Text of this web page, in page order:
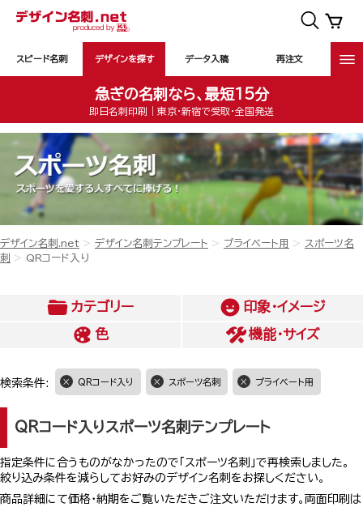
スピード名刺 デザインを探す データ入稿 再注文
急ぎの名刺なら、最短15分
即日名刺印刷｜東京・新宿で受取・全国発送
デザイン名刺.net デザイン名刺テンプレート プライベート用
スポーツ名
刺
QRコード入り
カテゴリー
印象・イメージ
色
機能・サイズ
検索条件: QRコード入り スポーツ名刺 プライベート用
QRコード入りスポーツ名刺テンプレート
指定条件に合うものがなかったので「スポーツ名刺」で再検索しました。
絞り込み条件を減らしてお好みのデザイン名刺をお探しください。
商品詳細にて価格・納期をご覧いただきご注文いただけます。両面印刷は